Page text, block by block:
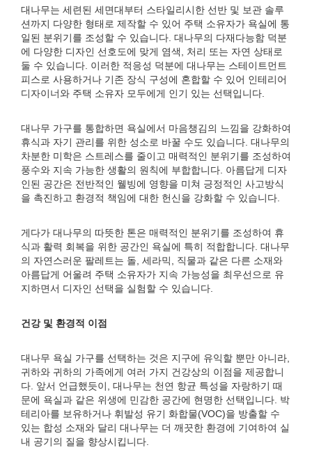
대나무는 세련된 세면대부터 스타일리시한 선반 및 보관 솔루
션까지 다양한 형태로 제작할 수 있어 주택 소유자가 욕실에 통
일된 분위기를 조성할 수 있습니다. 대나무의 다재다능함 덕분
에 다양한 디자인 선호도에 맞게 염색, 처리 또는 자연 상태로
둘 수 있습니다. 이러한 적응성 덕분에 대나무는 스테이트먼트
피스로 사용하거나 기존 장식 구성에 혼합할 수 있어 인테리어
디자이너와 주택 소유자 모두에게 인기 있는 선택입니다.
대나무 가구를 통합하면 욕실에서 마음챙김의 느낌을 강화하여
휴식과 자기 관리를 위한 성소로 바꿀 수도 있습니다. 대나무의
차분한 미학은 스트레스를 줄이고 매력적인 분위기를 조성하여
풍수와 지속 가능한 생활의 원칙에 부합합니다. 아름답게 디자
인된 공간은 전반적인 웰빙에 영향을 미쳐 긍정적인 사고방식
을 촉진하고 환경적 책임에 대한 헌신을 강화할 수 있습니다.
게다가 대나무의 따뜻한 톤은 매력적인 분위기를 조성하여 휴
식과 활력 회복을 위한 공간인 욕실에 특히 적합합니다. 대나무
의 자연스러운 팔레트는 돌, 세라믹, 직물과 같은 다른 소재와
아름답게 어울려 주택 소유자가 지속 가능성을 최우선으로 유
지하면서 디자인 선택을 실험할 수 있습니다.
건강 및 환경적 이점
대나무 욕실 가구를 선택하는 것은 지구에 유익할 뿐만 아니라,
귀하와 귀하의 가족에게 여러 가지 건강상의 이점을 제공합니
다. 앞서 언급했듯이, 대나무는 천연 항균 특성을 자랑하기 때
문에 욕실과 같은 위생에 민감한 공간에 현명한 선택입니다. 박
테리아를 보유하거나 휘발성 유기 화합물(VOC)을 방출할 수
있는 합성 소재와 달리 대나무는 더 깨끗한 환경에 기여하여 실
내 공기의 질을 향상시킵니다.